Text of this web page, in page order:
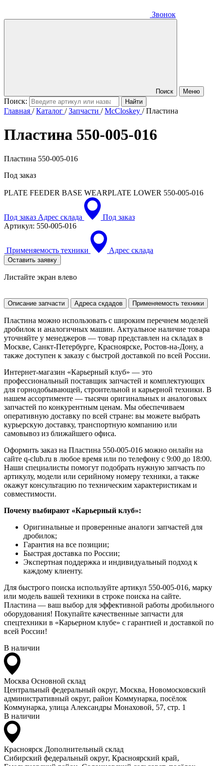
Звонок
Поиск Меню
Поиск:
Главная /Каталог /Запчасти /McCloskey /Пластина
Пластина 550-005-016
Пластина 550-005-016
Под заказ
PLATE FEEDER BASE WEARPLATE LOWER 550-005-016
Под заказ Адрес склада
Под заказ
Артикул: 550-005-016
Применяемость техники Адрес склада
Оставить заявку
Листайте экран влево
Описание запчасти Адреса скдадов Применяемость техники
Пластина можно использовать с широким перечнем моделей
дробилок и аналогичных машин. Актуальное наличие товара
уточняйте у менеджеров — товар представлен на складах в
Москве, Санкт-Петербурге, Красноярске, Ростов-на-Дону, а
также доступен к заказу с быстрой доставкой по всей России.
Интернет-магазин «Карьерный клуб» — это
профессиональный поставщик запчастей и комплектующих
для горнодобывающей, строительной и карьерной техники. В
нашем ассортименте — тысячи оригинальных и аналоговых
запчастей по конкурентным ценам. Мы обеспечиваем
оперативную доставку по всей стране: вы можете выбрать
курьерскую доставку, транспортную компанию или
самовывоз из ближайшего офиса.
Оформить заказ на Пластина 550-005-016 можно онлайн на
сайте q-club.ru в любое время или по телефону с 9:00 до 18:00.
Наши специалисты помогут подобрать нужную запчасть по
артикулу, модели или серийному номеру техники, а также
окажут консультацию по техническим характеристикам и
совместимости.
Почему выбирают «Карьерный клуб»:
Оригинальные и проверенные аналоги запчастей для
дробилок;
Гарантия на все позиции;
Быстрая доставка по России;
Экспертная поддержка и индивидуальный подход к
каждому клиенту.
Для быстрого поиска используйте артикул 550-005-016, марку
или модель вашей техники в строке поиска на сайте.
Пластина — ваш выбор для эффективной работы дробильного
оборудования! Покупайте качественные запчасти для
спецтехники в «Карьерном клубе» с гарантией и доставкой по
всей России!
В наличии
Москва Основной склад
Центральный федеральный округ, Москва, Новомосковский
административный округ, район Коммунарка, посёлок
Коммунарка, улица Александры Монаховой, 57, стр. 1
В наличии
Красноярск Дополнительный склад
Сибирский федеральный округ, Красноярский край,